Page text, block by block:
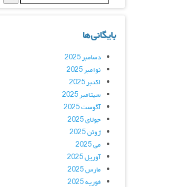
بایگانی‌ها
دسامبر 2025
نوامبر 2025
اکتبر 2025
سپتامبر 2025
آگوست 2025
جولای 2025
ژوئن 2025
می 2025
آوریل 2025
مارس 2025
فوریه 2025